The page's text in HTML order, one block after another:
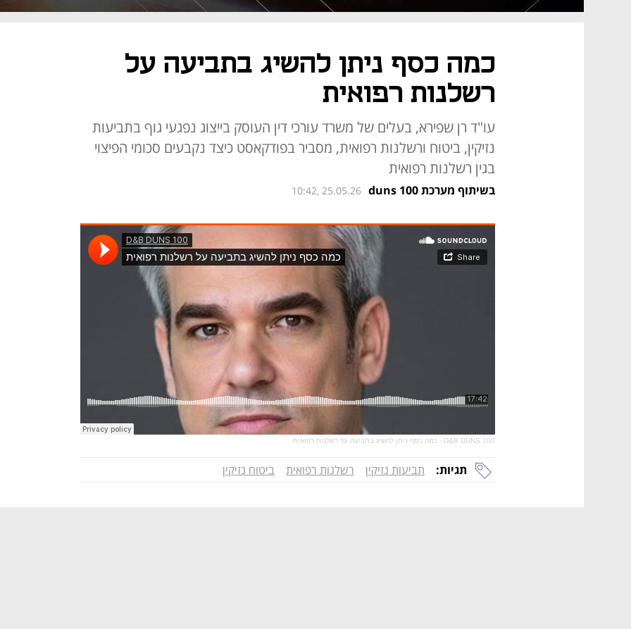
כמה כסף ניתן להשיג בתביעה על
רשלנות רפואית
עו"ד רן שפירא, בעלים של משרד עורכי דין העוסק בייצוג נפגעי גוף בתביעות
נזיקין, ביטוח ורשלנות רפואית, מסביר בפודקאסט כיצד נקבעים סכומי הפיצוי
בגין רשלנות רפואית
בשיתוף מערכת duns 100 10:42, 25.05.26
D&B DUNS 100
· כמה כסף ניתן להשיג בתביעה על רשלנות רפואית
תגיות: תביעות נזיקין רשלנות רפואית ביטוח נזיקין